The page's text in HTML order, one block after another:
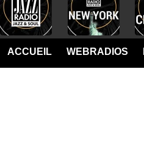
ACCUEIL WEBRADIOS